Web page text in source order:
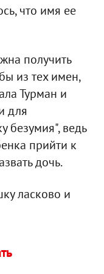
что имя ее
получить
из тех имен,
Турман и
для
безумия", ведь
прийти к
дочь.
ласково и